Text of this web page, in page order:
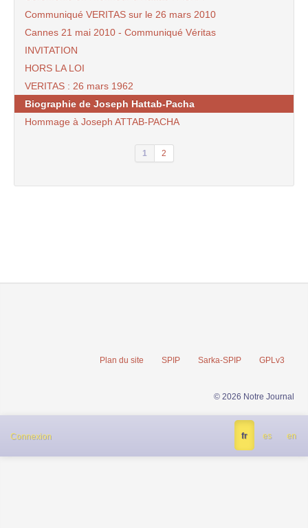
Communiqué VERITAS sur le 26 mars 2010
Cannes 21 mai 2010 - Communiqué Véritas
INVITATION
HORS LA LOI
VERITAS : 26 mars 1962
Biographie de Joseph Hattab-Pacha
Hommage à Joseph ATTAB-PACHA
1 2
Plan du site SPIP Sarka-SPIP GPLv3
© 2026 Notre Journal
Connexion fr es en